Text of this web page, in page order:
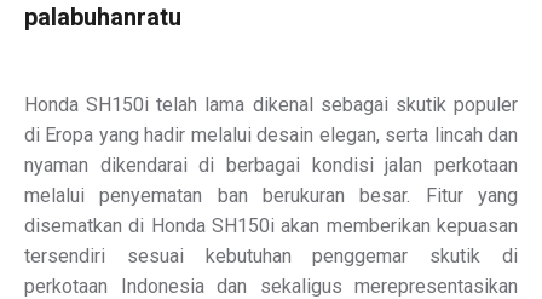
palabuhanratu
Honda SH150i telah lama dikenal sebagai skutik populer
di Eropa yang hadir melalui desain elegan, serta lincah dan
nyaman dikendarai di berbagai kondisi jalan perkotaan
melalui penyematan ban berukuran besar. Fitur yang
disematkan di Honda SH150i akan memberikan kepuasan
tersendiri sesuai kebutuhan penggemar skutik di
perkotaan Indonesia dan sekaligus merepresentasikan